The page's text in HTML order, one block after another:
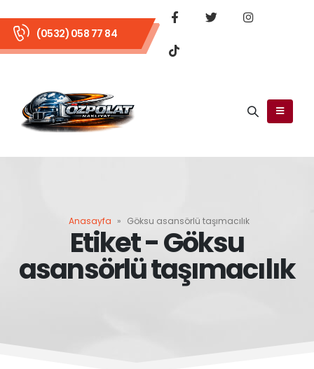
(0532) 058 77 84
Anasayfa » Göksu asansörlü taşımacılık
Etiket - Göksu
asansörlü taşımacılık